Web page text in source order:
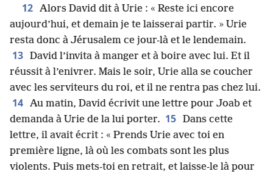
12 Alors David dit à Urie : « Reste ici encore
aujourd’hui, et demain je te laisserai partir. » Urie
resta donc à Jérusalem ce jour-là et le lendemain.
13 David l’invita à manger et à boire avec lui. Et il
réussit à l’enivrer. Mais le soir, Urie alla se coucher
avec les serviteurs du roi, et il ne rentra pas chez lui.
14 Au matin, David écrivit une lettre pour Joab et
demanda à Urie de la lui porter. 15 Dans cette
lettre, il avait écrit : « Prends Urie avec toi en
première ligne, là où les combats sont les plus
violents. Puis mets-toi en retrait, et laisse-le là pour